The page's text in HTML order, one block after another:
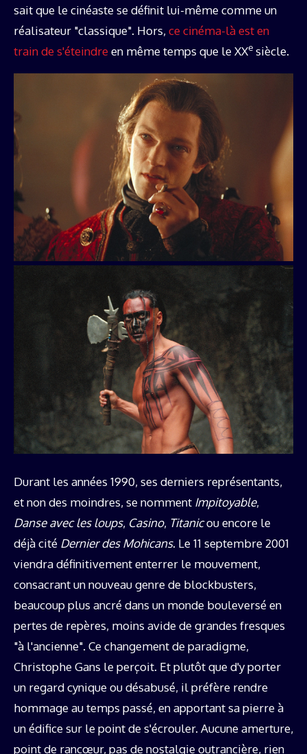
sait que le cinéaste se définit lui-même comme un
réalisateur "classique". Hors, ce cinéma-là est en
train de s'éteindreen même temps que le XXe siècle.
Durant les années 1990, ses derniers représentants,
et non des moindres, se nomment Impitoyable,
Danse avec les loups, Casino, Titanicou encore le
déjà cité Dernier des Mohicans. Le 11 septembre 2001
viendra définitivement enterrer le mouvement,
consacrant un nouveau genre de blockbusters,
beaucoup plus ancré dans un monde bouleversé en
pertes de repères, moins avide de grandes fresques
"à l'ancienne". Ce changement de paradigme,
Christophe Gans le perçoit. Et plutôt que d'y porter
un regard cynique ou désabusé, il préfère rendre
hommage au temps passé, en apportant sa pierre à
un édifice sur le point de s'écrouler. Aucune amerture,
point de rancœur, pas de nostalgie outrancière, rien